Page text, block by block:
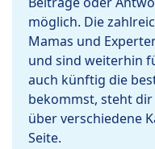
möglich. Die
Mamas und
und sind weiterhin
auch künftig die
bekommst, steht
über verschiedene
Seite.